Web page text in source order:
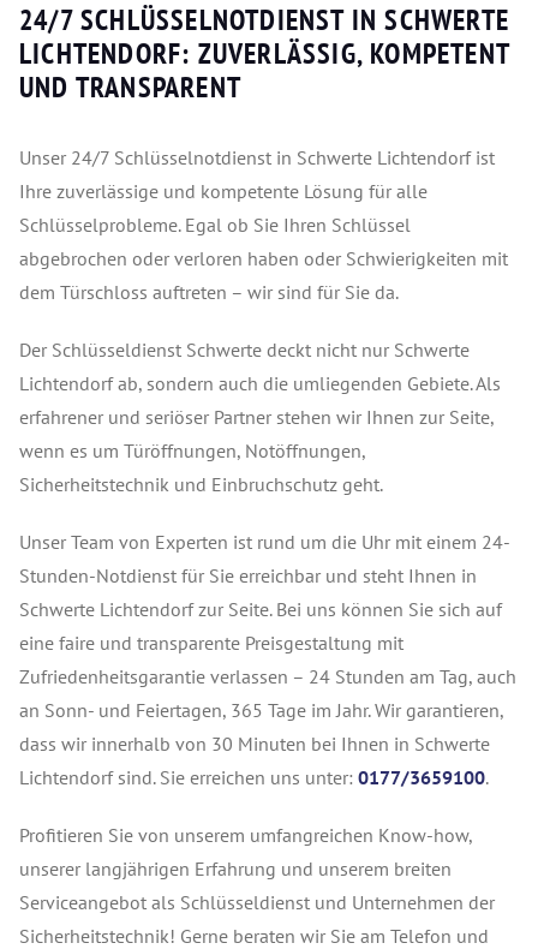
24/7 SCHLÜSSELNOTDIENST IN SCHWERTE
LICHTENDORF: ZUVERLÄSSIG, KOMPETENT
UND TRANSPARENT
Unser 24/7 Schlüsselnotdienst in Schwerte Lichtendorf ist
Ihre zuverlässige und kompetente Lösung für alle
Schlüsselprobleme. Egal ob Sie Ihren Schlüssel
abgebrochen oder verloren haben oder Schwierigkeiten mit
dem Türschloss auftreten – wir sind für Sie da.
Der Schlüsseldienst Schwerte deckt nicht nur Schwerte
Lichtendorf ab, sondern auch die umliegenden Gebiete. Als
erfahrener und seriöser Partner stehen wir Ihnen zur Seite,
wenn es um Türöffnungen, Notöffnungen,
Sicherheitstechnik und Einbruchschutz geht.
Unser Team von Experten ist rund um die Uhr mit einem 24-
Stunden-Notdienst für Sie erreichbar und steht Ihnen in
Schwerte Lichtendorf zur Seite. Bei uns können Sie sich auf
eine faire und transparente Preisgestaltung mit
Zufriedenheitsgarantie verlassen – 24 Stunden am Tag, auch
an Sonn- und Feiertagen, 365 Tage im Jahr. Wir garantieren,
dass wir innerhalb von 30 Minuten bei Ihnen in Schwerte
Lichtendorf sind. Sie erreichen uns unter: 0177/3659100.
Profitieren Sie von unserem umfangreichen Know-how,
unserer langjährigen Erfahrung und unserem breiten
Serviceangebot als Schlüsseldienst und Unternehmen der
Sicherheitstechnik! Gerne beraten wir Sie am Telefon und